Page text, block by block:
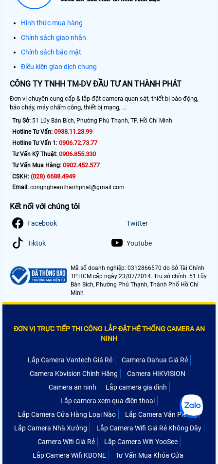
Hình thức mua hàng
Chính sách giao nhận
Chính sách bảo mật
Điều kiện giao dịch chung
CÔNG TY TNHH TM-DV ĐẦU TƯ AN THÀNH PHÁT
Đơn vị chuyên cung cấp & lắp đặt camera quan sát, thiết bị báo động,
báo cháy, máy chấm công, thiết bị mạng, ...
Trụ Sở: 51 Lũy Bán Bích, Phường Phú Thạnh, TP. Hồ Chí Minh
Hotline Tư Vấn: 0938.11.23.99
Hotline Tư Vấn 1: 0906.72.73.77
Tư Vấn Kỹ Thuật: 0906.855.330
Tư Vấn Mua Hàng: 0902.452.577
CSKH: (028) 6688.4949
Email: congngheanthanhphat@gmail.com
Kết nối với chúng tôi
Facebook Twitter
Tiktok Youtube
Mã số doanh nghiệp: 0312866570 do Sở Tài Chính
TP.HCM cấp ngày 23/07/2014. Trụ sở chính: 51 Lũy
Bán Bích, Phường Phú Thạnh, Thành Phố Hồ Chí
Minh
ĐƠN VỊ TRỰC TIẾP THI CÔNG LẮP ĐẶT HỆ THỐNG CAMERA AN
NINH
Lắp Camera Vantech Giá Rẻ
Camera Dahua Giá Rẻ
Camera Kbvision Chính Hãng
Camera HIKVISION
Camera an ninh
Lắp camera gia đình
Lắp camera xem qua điện thoại
Lắp Camera Cửa Hàng Loại Nào
Lắp Camera Văn Phòng
Lắp Camera Nhà Xưởng
Lắp Camera Wifi Giá Rẻ Không Dây
Camera Wifi Giá Rẻ
Lắp Camera Wifi YooSee
Lắp Camera Wifi KBONE
Tư Vấn Mua Khóa Cửa